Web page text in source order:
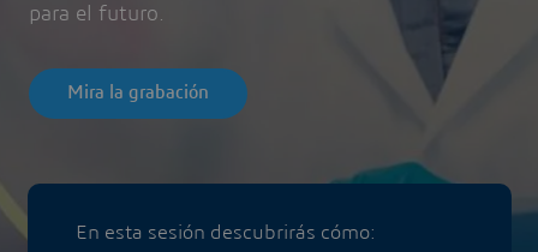
para el futuro.
Mira la grabación
En esta sesión descubrirás cómo: